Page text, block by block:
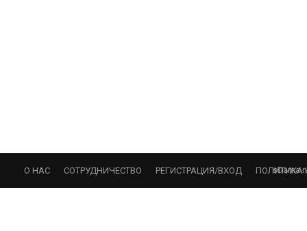
О НАС СОТРУДНИЧЕСТВО РЕГИСТРАЦИЯ/ВХОД ПОЛИТИКА